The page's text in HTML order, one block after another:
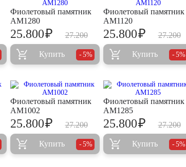
Фиолетовый памятник
AM1280
27.200
25.800₽
Купить 5%
Фиолетовый памятник
AM1120
27.200
25.800₽
Купить 5%
Фиолетовый памятник
AM1002
27.200
25.800₽
Купить 5%
Фиолетовый памятник
AM1285
27.200
25.800₽
Купить 5%